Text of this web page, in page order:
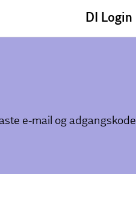
DI Login
e-mail og adgangskode